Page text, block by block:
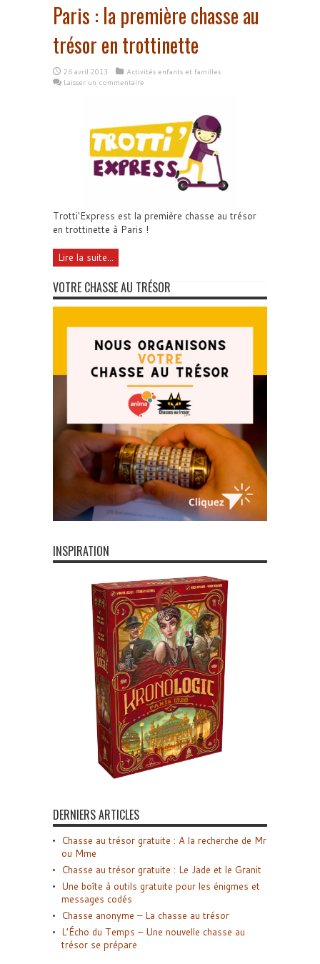
Paris : la première chasse au
trésor en trottinette
26 avril 2013
Activités enfants et familles
Laisser un commentaire
Trotti'Express est la première chasse au trésor
en trottinette à Paris !
Lire la suite...
VOTRE CHASSE AU TRÉSOR
INSPIRATION
DERNIERS ARTICLES
Chasse au trésor gratuite : A la recherche de Mr
ou Mme
Chasse au trésor gratuite : Le Jade et le Granit
Une boîte à outils gratuite pour les énigmes et
messages codés
Chasse anonyme – La chasse au trésor
L’Écho du Temps – Une nouvelle chasse au
trésor se prépare